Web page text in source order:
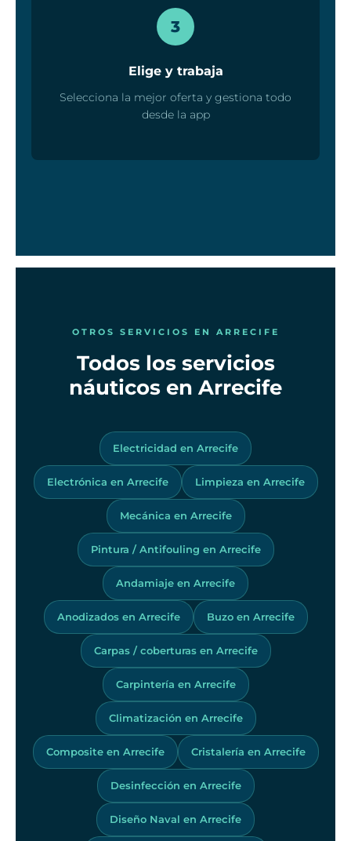
3
Elige y trabaja
Selecciona la mejor oferta y gestiona todo
desde la app
OTROS SERVICIOS EN ARRECIFE
Todos los servicios
náuticos en Arrecife
Electricidad en Arrecife
Electrónica en Arrecife Limpieza en Arrecife
Mecánica en Arrecife
Pintura / Antifouling en Arrecife
Andamiaje en Arrecife
Anodizados en Arrecife Buzo en Arrecife
Carpas / coberturas en Arrecife
Carpintería en Arrecife
Climatización en Arrecife
Composite en Arrecife Cristalería en Arrecife
Desinfección en Arrecife
Diseño Naval en Arrecife